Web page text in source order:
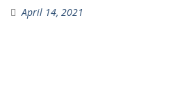
April 14, 2021